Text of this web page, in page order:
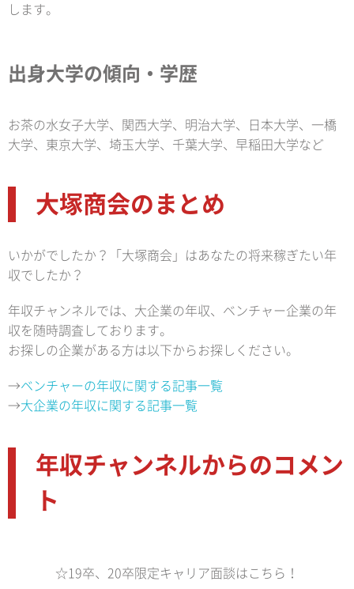
します。
出身大学の傾向・学歴
お茶の水女子大学、関西大学、明治大学、日本大学、一橋
大学、東京大学、埼玉大学、千葉大学、早稲田大学など
大塚商会のまとめ
いかがでしたか？「大塚商会」はあなたの将来稼ぎたい年
収でしたか？
年収チャンネルでは、大企業の年収、ベンチャー企業の年
収を随時調査しております。
お探しの企業がある方は以下からお探しください。
→ベンチャーの年収に関する記事一覧
→大企業の年収に関する記事一覧
年収チャンネルからのコメン
ト
☆19卒、20卒限定キャリア面談はこちら！